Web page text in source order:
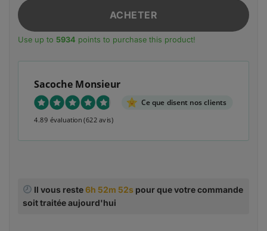
ACHETER
Use up to 5934 points to purchase this product!
Sacoche Monsieur
Ce que disent nos clients
4.89 évaluation (622 avis)
Il vous reste6h 52m 51spour que votre commande
soit traitée aujourd'hui